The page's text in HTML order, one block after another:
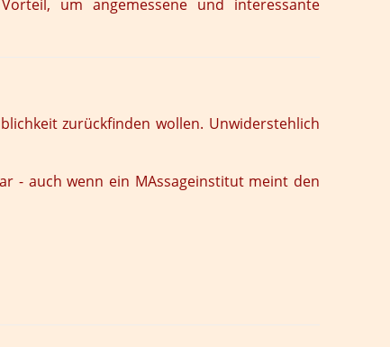
um angemessene und interessante
zurückfinden wollen. Unwiderstehlich
- auch wenn ein MAssageinstitut meint den